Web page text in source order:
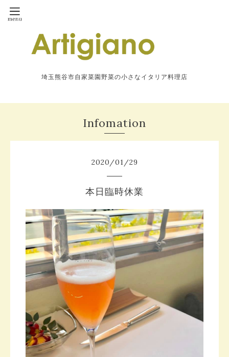
埼玉熊谷市自家菜園野菜の小さなイタリア料理店
Infomation
2020/01/29
本日臨時休業